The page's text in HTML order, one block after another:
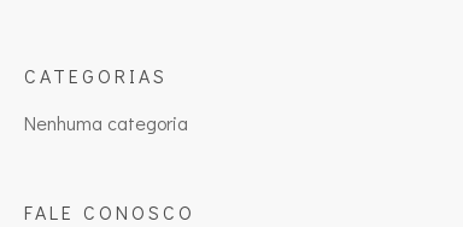
CATEGORIAS
Nenhuma categoria
FALE CONOSCO